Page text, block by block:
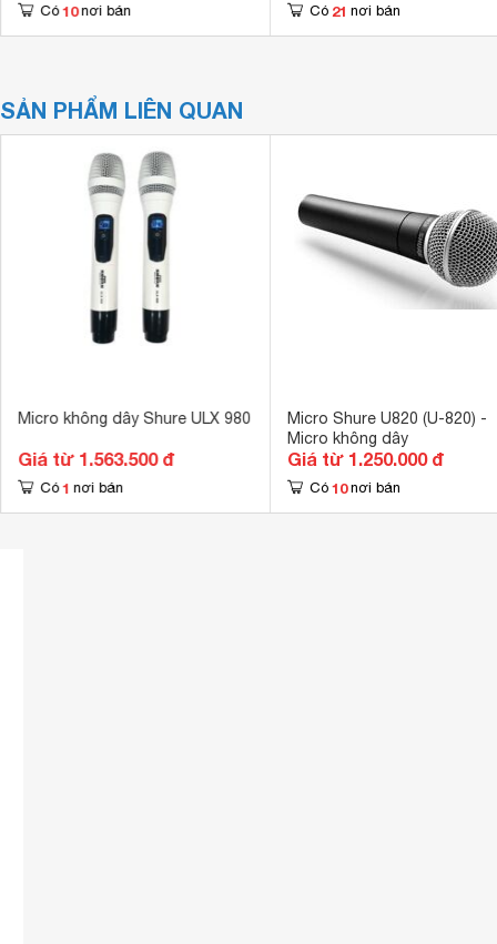
Có 10 nơi bán Có 21 nơi bán
SẢN PHẨM LIÊN QUAN
Micro không dây Shure ULX 980
Giá từ 1.563.500 đ
Có 1 nơi bán
Micro Shure U820 (U-820) -
Micro không dây
Giá từ 1.250.000 đ
Có 10 nơi bán